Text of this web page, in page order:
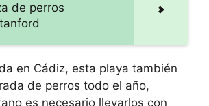
de perros
en Cádiz, esta playa también
de perros todo el año,
es necesario llevarlos con